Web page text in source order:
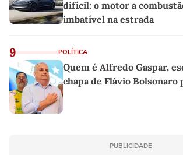
difícil: o motor a
imbatível na estrada
9 POLÍTICA
Quem é Alfredo Gaspar,
chapa de Flávio
PUBLICIDADE